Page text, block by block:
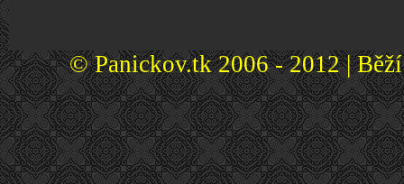
© Panickov.tk 2006 - 2012 |